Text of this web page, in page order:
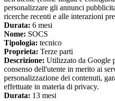
personalizzare gli annunci
ricerche recenti e alle interazioni
Durata: 6 mesi
Nome: SOCS
Tipologia: tecnico
Proprieta: Terze parti
Descrizione: Utilizzato da Google
consenso dell'utente in merito ai
personalizzazione dei contenuti,
effettuate in materia di privacy.
Durata: 13 mesi